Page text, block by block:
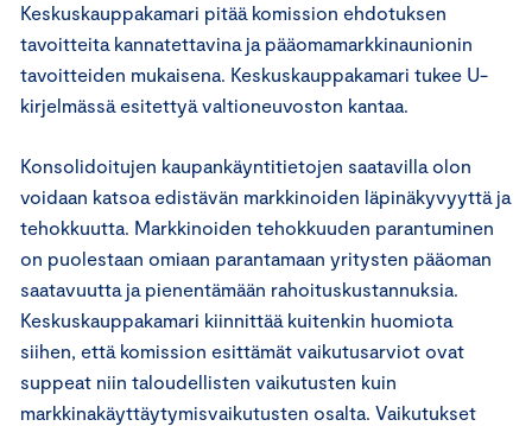
Keskuskauppakamari pitää komission ehdotuksen
tavoitteita kannatettavina ja pääomamarkkinaunionin
tavoitteiden mukaisena. Keskuskauppakamari tukee U-
kirjelmässä esitettyä valtioneuvoston kantaa.
Konsolidoitujen kaupankäyntitietojen saatavilla olon
voidaan katsoa edistävän markkinoiden läpinäkyvyyttä ja
tehokkuutta. Markkinoiden tehokkuuden parantuminen
on puolestaan omiaan parantamaan yritysten pääoman
saatavuutta ja pienentämään rahoituskustannuksia.
Keskuskauppakamari kiinnittää kuitenkin huomiota
siihen, että komission esittämät vaikutusarviot ovat
suppeat niin taloudellisten vaikutusten kuin
markkinakäyttäytymisvaikutusten osalta. Vaikutukset